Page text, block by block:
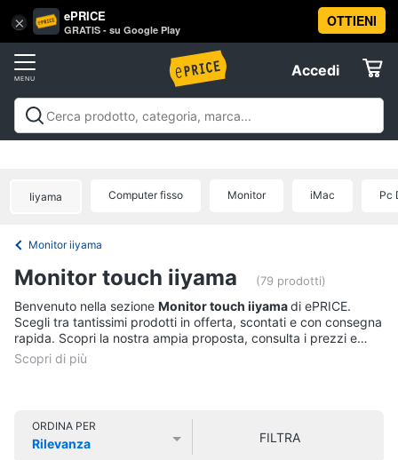
× ePRICE
GRATIS - su Google Play
OTTIENI
Accedi
Accedi
Registrati
Offerte
Tv
e
Home
Cinema
home
Vai
al
Informatica
Pc
Monitor
PC
iMac
Vedi
Wireless
Videosorveglianza e Automazione
Iiyama Computer fisso Monitor iMac Pc
Monitor iiyama
Monitor touch iiyama (79 prodotti)
Benvenuto nella sezione Monitor touch iiyamadi ePRICE.
Scegli tra tantissimi prodotti in offerta, scontati e con consegna
rapida. Scopri la nostra ampia proposta, consulta i prezzi e
acquista comodamente online.
ORDINA PER
Rilevanza
FILTRA